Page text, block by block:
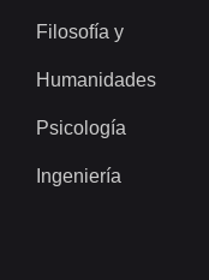
Filosofía y
Humanidades
Psicología
Ingeniería